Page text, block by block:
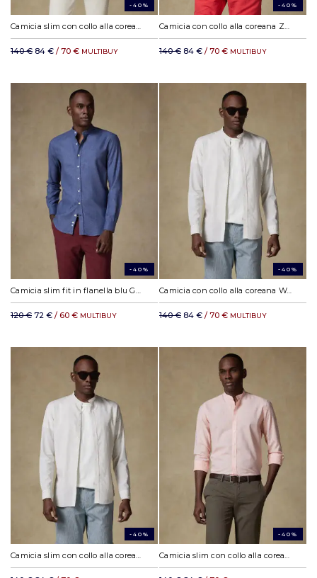
-40%
Camicia slim con collo alla coreana Willow a righe indaco
140 € 84 € / 70 € MULTIBUY
-40%
Camicia con collo alla coreana Zack in lino rosa
140 € 84 € / 70 € MULTIBUY
-40%
Camicia slim fit in flanella blu Garett - Cotone riciclato - Coletto Coreana
120 € 72 € / 60 € MULTIBUY
-40%
Camicia con collo alla coreana Wayne in lino sabbia
140 € 84 € / 70 € MULTIBUY
-40% -40%